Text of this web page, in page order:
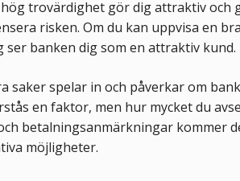
trovärdighet gör dig attraktiv och
risken. Om du kan uppvisa en
banken dig som en attraktiv kund.
saker spelar in och påverkar om
en faktor, men hur mycket du
betalningsanmärkningar kommer
möjligheter.